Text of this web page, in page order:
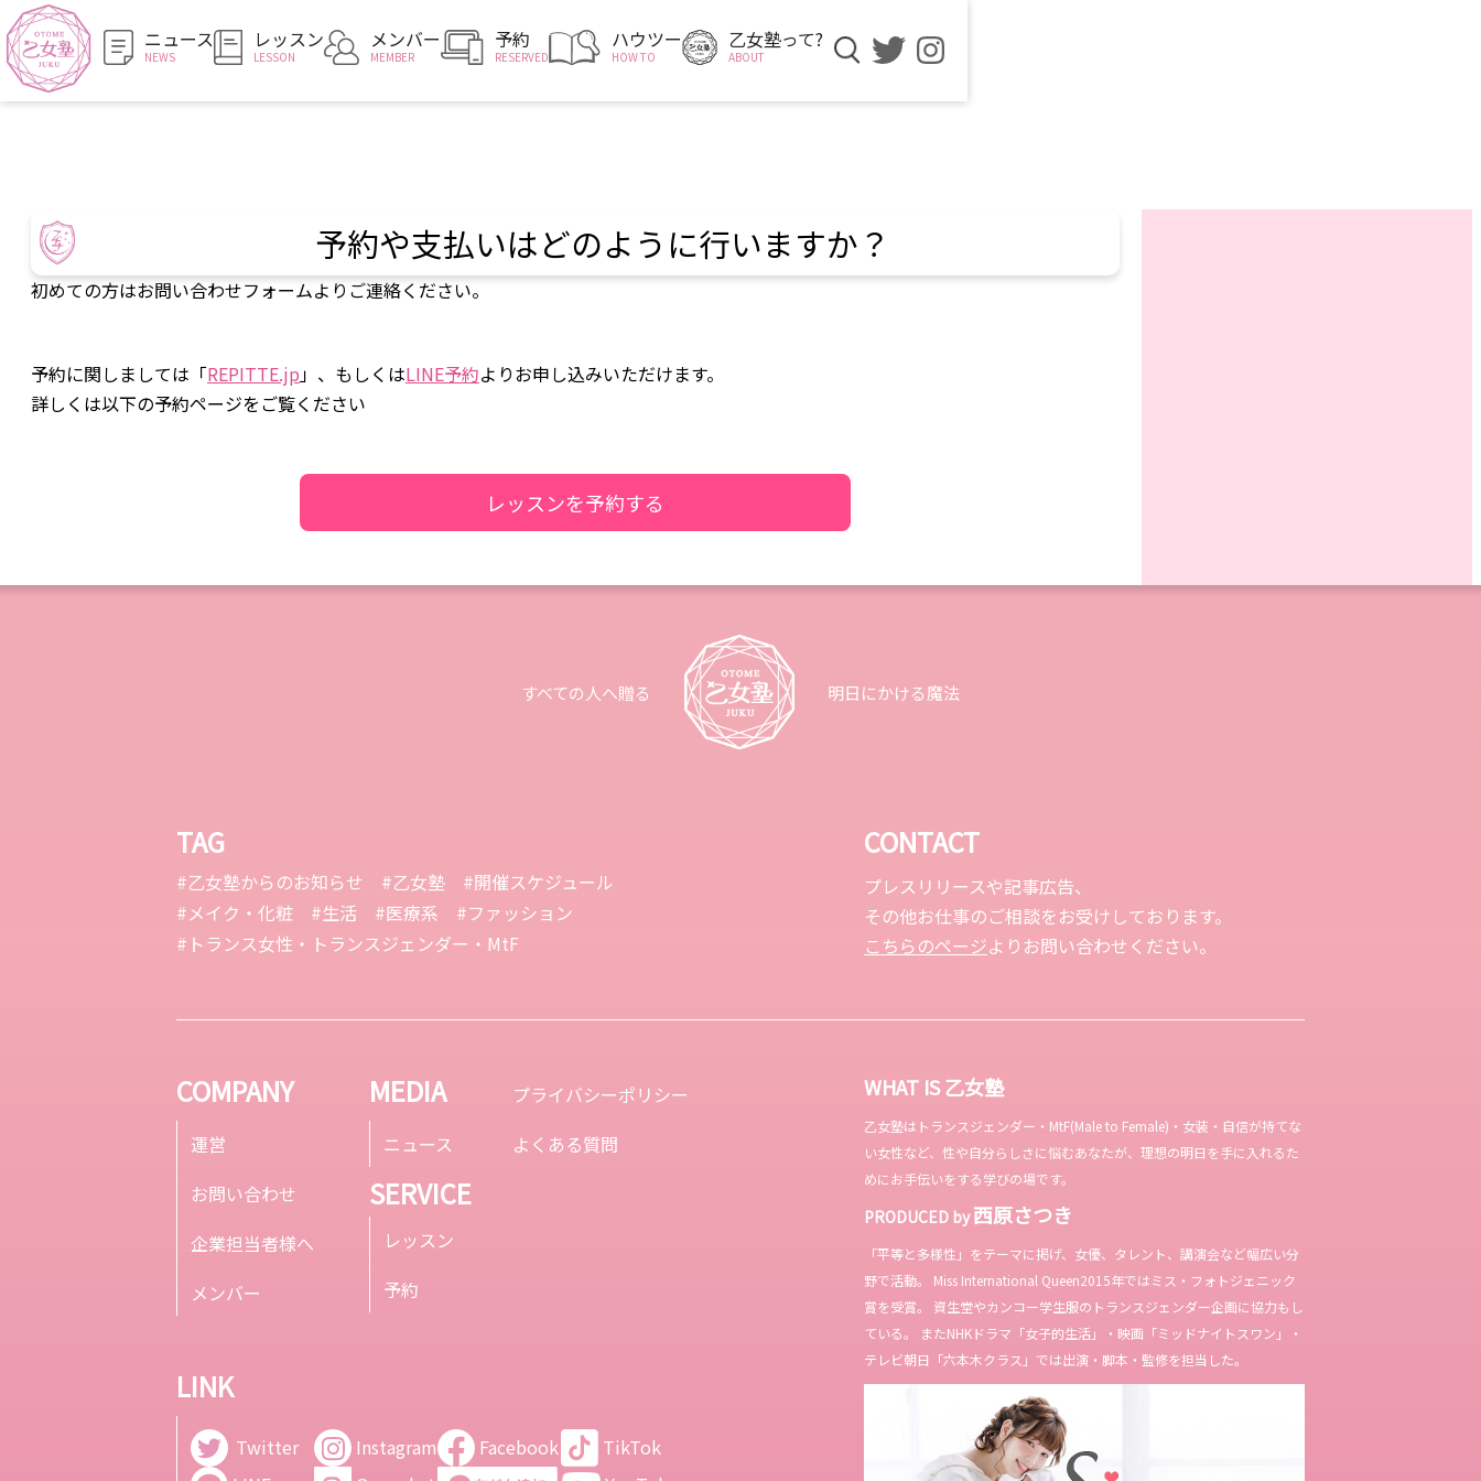
ニュース
NEWS
レッスン
LESSON
メンバー
MEMBER
予約
RESERVED
ハウツー
HOW TO
乙女塾って?
ABOUT
予約や支払いはどのように行いますか？
初めての方はお問い合わせフォームよりご連絡ください。
予約に関しましては「REPITTE.jp」、もしくはLINE予約よりお申し込みいただけます。
詳しくは以下の予約ページをご覧ください
レッスンを予約する
すべての人へ贈る 明日にかける魔法
TAG
#乙女塾からのお知らせ #乙女塾
#開催スケジュール
#メイク・化粧
#生活 #医療系
#ファッション
#トランス女性・トランスジェンダー・MtF
CONTACT
プレスリリースや記事広告、
その他お仕事のご相談をお受けしております。
こちらのページよりお問い合わせください。
COMPANY
運営
お問い合わせ
企業担当者様へ
メンバー
MEDIA
ニュース
SERVICE
レッスン
予約
プライバシーポリシー
よくある質問
LINK
Twitter Instagram Facebook
TikTok
WHAT IS 乙女塾
乙女塾はトランスジェンダー・MtF(Male to Female)・女装・自信が持てな
い女性など、性や自分らしさに悩むあなたが、理想の明日を手に入れるた
めにお手伝いをする学びの場です。
PRODUCED by西原さつき
「平等と多様性」をテーマに掲げ、女優、タレント、講演会など幅広い分
野で活動。 Miss International Queen2015年ではミス・フォトジェニック
賞を受賞。 資生堂やカンコー学生服のトランスジェンダー企画に協力もし
ている。 またNHKドラマ「女子的生活」・映画「ミッドナイトスワン」・
テレビ朝日「六本木クラス」では出演・脚本・監修を担当した。